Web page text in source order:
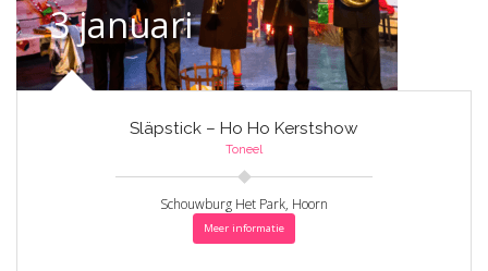
Släpstick – Ho Ho Kerstshow
Toneel
Schouwburg Het Park, Hoorn
Meer informatie
3 januari